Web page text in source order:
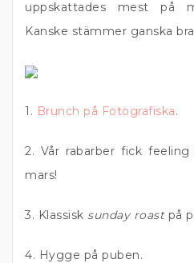
uppskattades mest på
Kanske stämmer ganska
1. Brunch på Fotografiska.
2. Vår rabarber fick
mars!
3. Klassisk sunday roast på
4. Hygge på puben.